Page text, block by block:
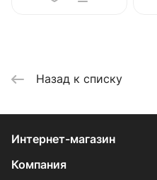
Назад к списку
Интернет-магазин
Компания